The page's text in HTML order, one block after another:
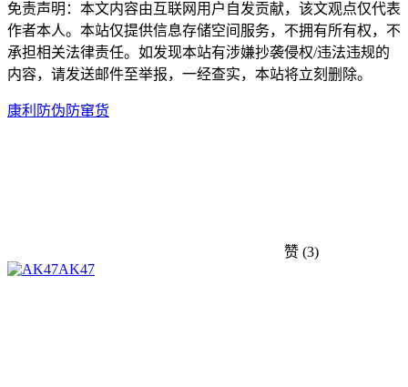
免责声明：本文内容由互联网用户自发贡献，该文观点仅代表
作者本人。本站仅提供信息存储空间服务，不拥有所有权，不
承担相关法律责任。如发现本站有涉嫌抄袭侵权/违法违规的
内容，请发送邮件至举报，一经查实，本站将立刻删除。
康利防伪 防窜货
赞 (3)
AK47